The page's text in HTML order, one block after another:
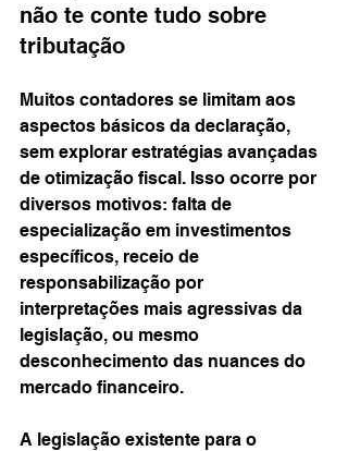
não te conte tudo sobre
tributação
Muitos contadores se limitam aos
aspectos básicos da declaração,
sem explorar estratégias avançadas
de otimização fiscal. Isso ocorre por
diversos motivos: falta de
especialização em investimentos
específicos, receio de
responsabilização por
interpretações mais agressivas da
legislação, ou mesmo
desconhecimento das nuances do
mercado financeiro.
A legislação existente para o